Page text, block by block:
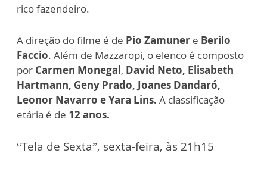
rico fazendeiro.
A direção do filme é de Pio Zamuner e Berilo
Faccio. Além de Mazzaropi, o elenco é composto
por Carmen Monegal, David Neto, Elisabeth
Hartmann, Geny Prado, Joanes Dandaró,
Leonor Navarro e Yara Lins. A classificação
etária é de 12 anos.
“Tela de Sexta”, sexta-feira, às 21h15